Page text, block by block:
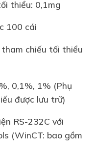
thiểu: 0,1mg
100 cái
chiếu tối thiểu
0,1%, 1% (Phụ
được lưu trữ)
RS-232C với
(WinCT: bao gồm